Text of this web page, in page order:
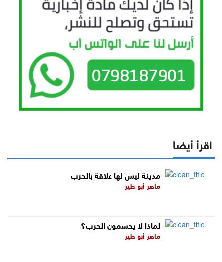
اقرأ أيضا
مدينة ليس لها علاقة بالحرب
ماهر أبو طير
لماذا لا يحسمون الحرب؟
ماهر أبو طير